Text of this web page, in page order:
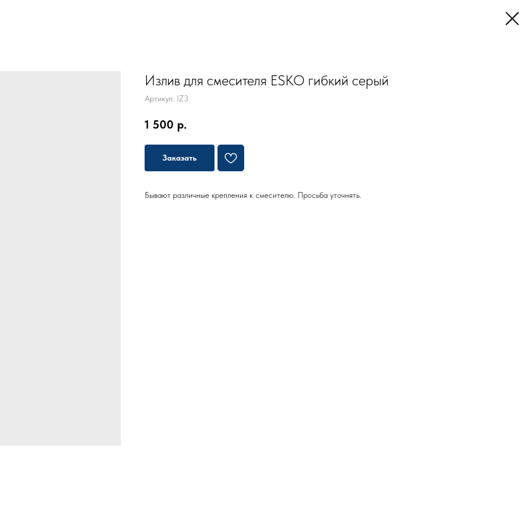
Излив для смесителя ESKO гибкий серый
Артикул: IZ3
1 500 р.
Заказать
Бывают различные крепления к смесителю. Просьба уточнять.